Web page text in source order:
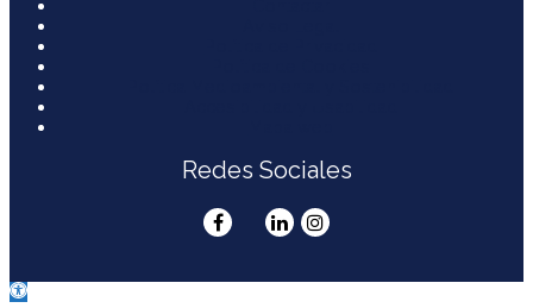
Redes Sociales
Abrir